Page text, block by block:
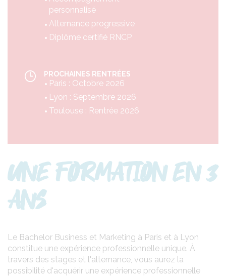
personnalisé
Alternance progressive
Diplôme certifié RNCP
PROCHAINES RENTRÉES
Paris : Octobre 2026
Lyon : Septembre 2026
Toulouse : Rentrée 2026
UNE FORMATION EN 3
ANS
Le Bachelor Business et Marketing à Paris et à Lyon
constitue une expérience professionnelle unique. À
travers des stages et l'alternance, vous aurez la
possibilité d'acquérir une expérience professionnelle